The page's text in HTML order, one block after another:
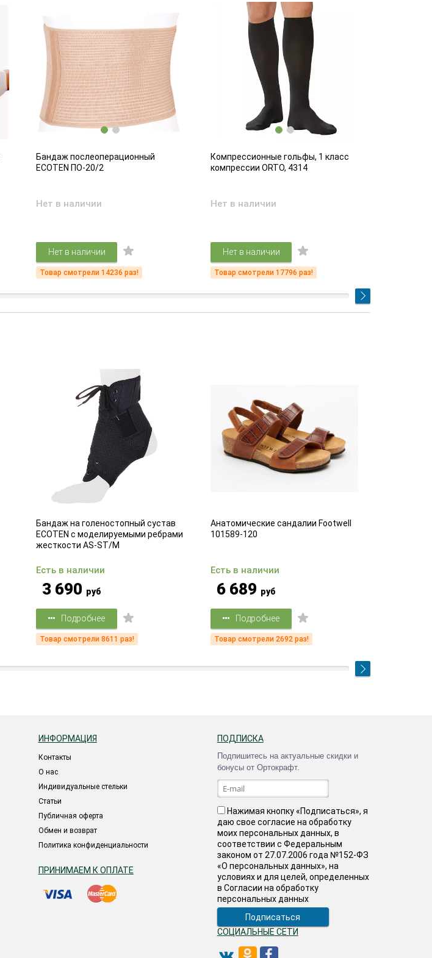
Бандаж послеоперационный
ECOTEN ПО-20/2
Нет в наличии
Нет в наличии
Товар смотрели 14236 раз!
Компрессионные гольфы, 1 класс
компрессии ORTO, 4314
Нет в наличии
Нет в наличии
Товар смотрели 17796 раз!
Бандаж на голеностопный сустав
ECOTEN с моделируемыми ребрами
жесткости AS-ST/M
Есть в наличии
3 690 руб
Подробнее
Товар смотрели 8611 раз!
Анатомические сандалии Footwell
101589-120
Есть в наличии
6 689 руб
Подробнее
Товар смотрели 2692 раз!
ИНФОРМАЦИЯ
Контакты
О нас
Индивидуальные стельки
Статьи
Публичная оферта
Обмен и возврат
Политика конфиденциальности
ПРИНИМАЕМ К ОПЛАТЕ
ПОДПИСКА
Подпишитесь на актуальные скидки и
бонусы от Ортокрафт.
Нажимая кнопку «Подписаться», я
даю свое согласие на обработку
моих персональных данных, в
соответствии с Федеральным
законом от 27.07.2006 года №152-ФЗ
«О персональных данных», на
условиях и для целей, определенных
в Согласии на обработку
персональных данных
СОЦИАЛЬНЫЕ СЕТИ